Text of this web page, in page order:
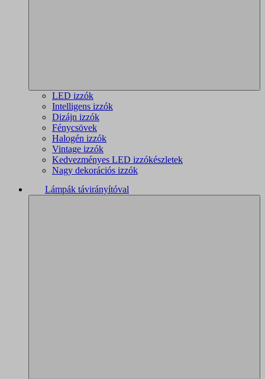
LED izzók
Intelligens izzók
Dizájn izzók
Fénycsövek
Halogén izzók
Vintage izzók
Kedvezményes LED izzókészletek
Nagy dekorációs izzók
Lámpák távirányítóval